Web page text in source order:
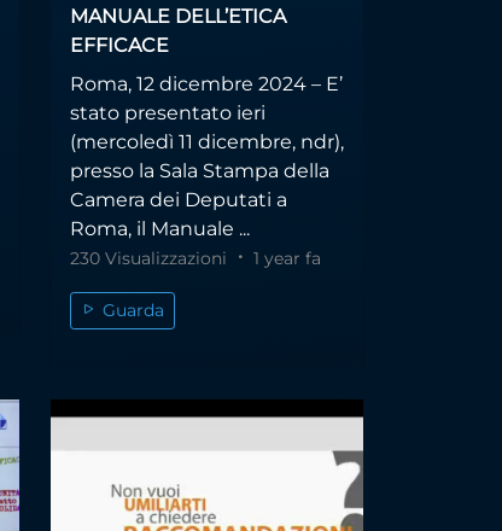
MANUALE DELL’ETICA
EFFICACE
Roma, 12 dicembre 2024 – E’
stato presentato ieri
(mercoledì 11 dicembre, ndr),
presso la Sala Stampa della
Camera dei Deputati a
Roma, il Manuale ...
230 Visualizzazioni 1 year fa
Guarda